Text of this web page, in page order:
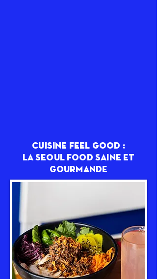
cuisine feel good :
la seoul food saine et
gourmande